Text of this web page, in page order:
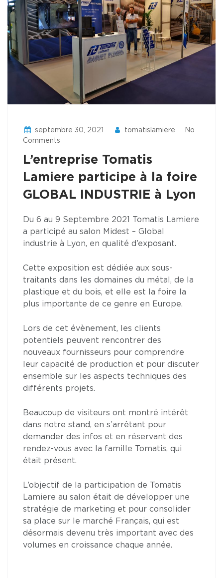
septembre 30, 2021 tomatislamiere
No
Comments
L’entreprise Tomatis
Lamiere participe à la foire
GLOBAL INDUSTRIE à Lyon
Du 6 au 9 Septembre 2021 Tomatis Lamiere
a participé au salon Midest – Global
industrie à Lyon, en qualité d’exposant.
Cette exposition est dédiée aux sous-
traitants dans les domaines du métal, de la
plastique et du bois, et elle est la foire la
plus importante de ce genre en Europe.
Lors de cet évènement, les clients
potentiels peuvent rencontrer des
nouveaux fournisseurs pour comprendre
leur capacité de production et pour discuter
ensemble sur les aspects techniques des
différents projets.
Beaucoup de visiteurs ont montré intérêt
dans notre stand, en s’arrêtant pour
demander des infos et en réservant des
rendez-vous avec la famille Tomatis, qui
était présent.
L’objectif de la participation de Tomatis
Lamiere au salon était de développer une
stratégie de marketing et pour consolider
sa place sur le marché Français, qui est
désormais devenu très important avec des
volumes en croissance chaque année.